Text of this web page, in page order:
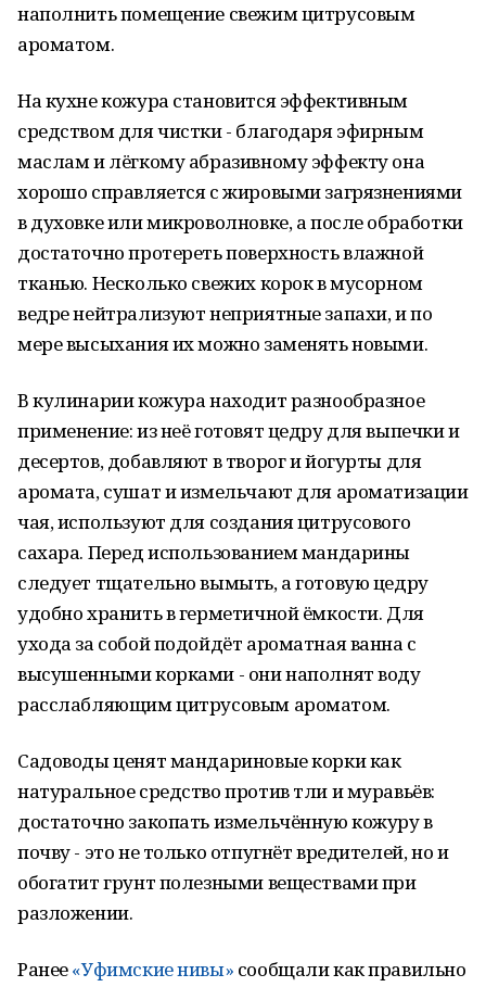
наполнить помещение свежим цитрусовым
ароматом.
На кухне кожура становится эффективным
средством для чистки - благодаря эфирным
маслам и лёгкому абразивному эффекту она
хорошо справляется с жировыми загрязнениями
в духовке или микроволновке, а после обработки
достаточно протереть поверхность влажной
тканью. Несколько свежих корок в мусорном
ведре нейтрализуют неприятные запахи, и по
мере высыхания их можно заменять новыми.
В кулинарии кожура находит разнообразное
применение: из неё готовят цедру для выпечки и
десертов, добавляют в творог и йогурты для
аромата, сушат и измельчают для ароматизации
чая, используют для создания цитрусового
сахара. Перед использованием мандарины
следует тщательно вымыть, а готовую цедру
удобно хранить в герметичной ёмкости. Для
ухода за собой подойдёт ароматная ванна с
высушенными корками - они наполнят воду
расслабляющим цитрусовым ароматом.
Садоводы ценят мандариновые корки как
натуральное средство против тли и муравьёв:
достаточно закопать измельчённую кожуру в
почву - это не только отпугнёт вредителей, но и
обогатит грунт полезными веществами при
разложении.
Ранее«Уфимские нивы» сообщали как правильно